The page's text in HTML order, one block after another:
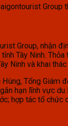
Group
Group, nhận
Tây Ninh.
Ninh và khai
Tổng Giám
hạn lĩnh vực
hợp tác tổ